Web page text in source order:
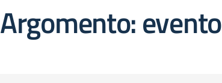
Argomento: evento